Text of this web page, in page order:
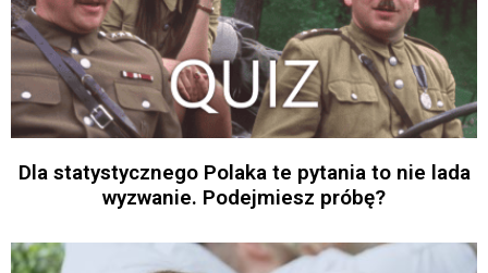
Dla statystycznego Polaka te pytania to nie lada
wyzwanie. Podejmiesz próbę?